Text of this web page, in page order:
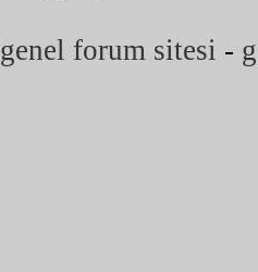
genel forum sitesi -